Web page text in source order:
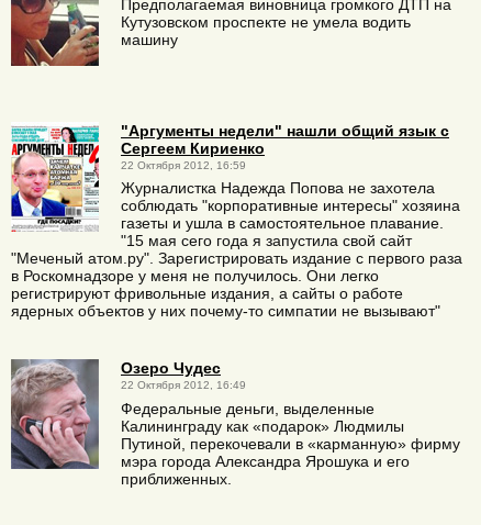
Предполагаемая виновница громкого ДТП на
Кутузовском проспекте не умела водить
машину
"Аргументы недели" нашли общий язык с
Сергеем Кириенко
22 Октября 2012, 16:59
Журналистка Надежда Попова не захотела
соблюдать "корпоративные интересы" хозяина
газеты и ушла в самостоятельное плавание.
"15 мая сего года я запустила свой сайт
"Меченый атом.ру". Зарегистрировать издание с первого раза
в Роскомнадзоре у меня не получилось. Они легко
регистрируют фривольные издания, а сайты о работе
ядерных объектов у них почему-то симпатии не вызывают"
Озеро Чудес
22 Октября 2012, 16:49
Федеральные деньги, выделенные
Калининграду как «подарок» Людмилы
Путиной, перекочевали в «карманную» фирму
мэра города Александра Ярошука и его
приближенных.